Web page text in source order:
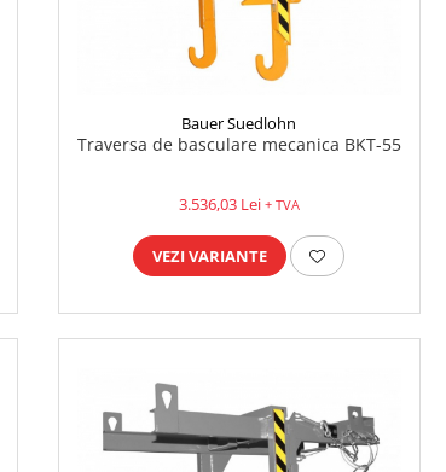
Bauer Suedlohn
Traversa de basculare mecanica BKT-55
3.536,03 Lei + TVA
VEZI VARIANTE